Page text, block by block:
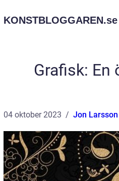
KONSTBLOGGAREN.se
Grafisk:
04 oktober 2023 Jon Larsson